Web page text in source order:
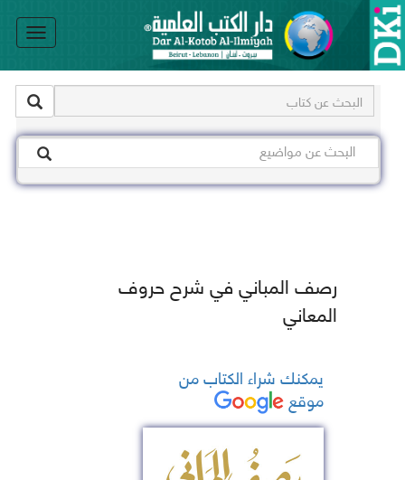
رصف المباني في شرح حروف
المعاني
يمكنك شراء الكتاب من
موقع